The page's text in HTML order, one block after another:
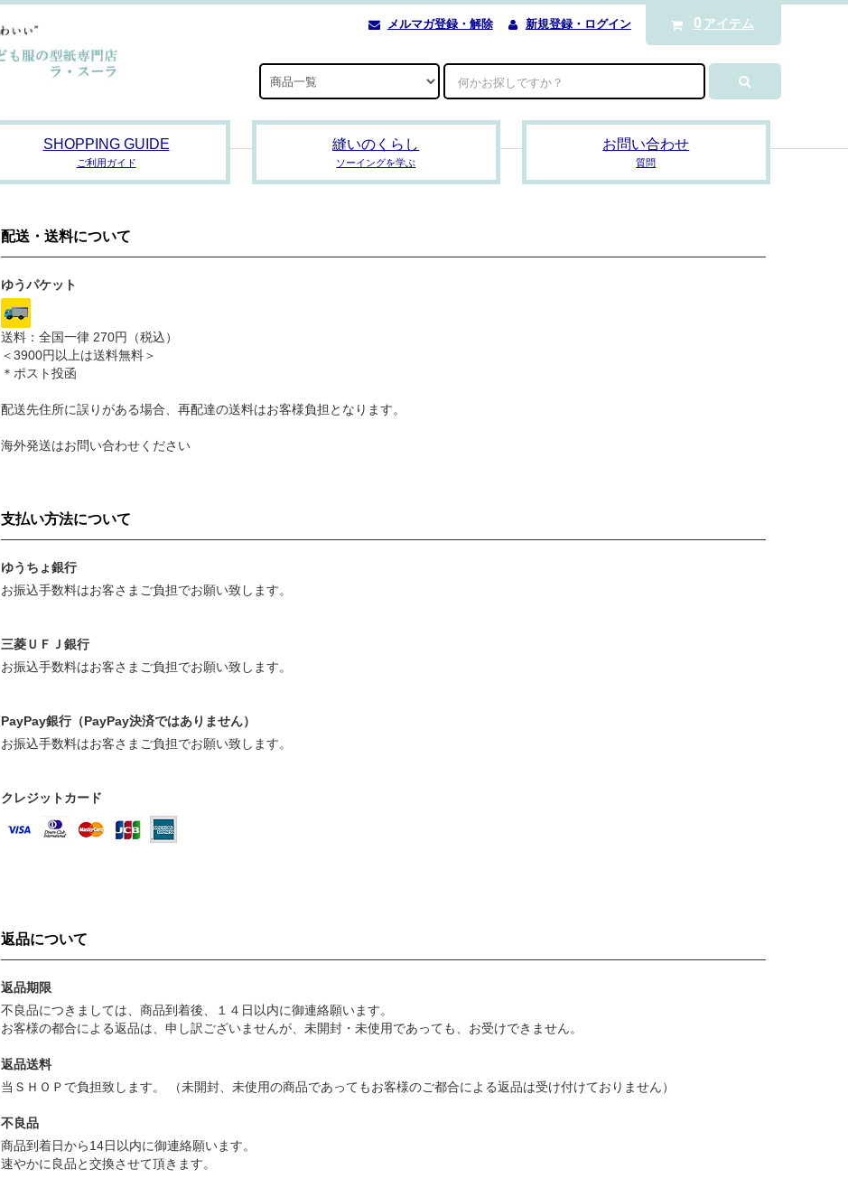
メルマガ登録・解除 新規登録・ログイン 0 アイテム
SHOPPING GUIDE
ご利用ガイド
縫いのくらし
ソーイングを学ぶ
お問い合わせ
質問
配送・送料について
ゆうパケット
送料：全国一律 270円（税込）
＜3900円以上は送料無料＞
＊ポスト投函
配送先住所に誤りがある場合、再配達の送料はお客様負担となります。
海外発送はお問い合わせください
支払い方法について
ゆうちょ銀行
お振込手数料はお客さまご負担でお願い致します。
三菱ＵＦＪ銀行
お振込手数料はお客さまご負担でお願い致します。
PayPay銀行（PayPay決済ではありません）
お振込手数料はお客さまご負担でお願い致します。
クレジットカード
返品について
返品期限
不良品につきましては、商品到着後、１４日以内に御連絡願います。
お客様の都合による返品は、申し訳ございませんが、未開封・未使用であっても、お受けできません。
返品送料
当ＳＨＯＰで負担致します。 （未開封、未使用の商品であってもお客様のご都合による返品は受け付けておりません）
不良品
商品到着日から14日以内に御連絡願います。
速やかに良品と交換させて頂きます。